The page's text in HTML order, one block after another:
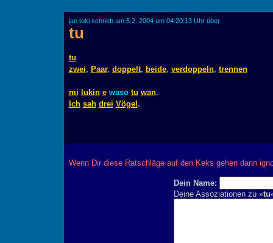
jan toki schrieb am 5.2. 2004 um 04:20:13 Uhr über
tu
tu
zwei, Paar, doppelt, beide, verdoppeln, trennen
mi lukin ewaso tu wan.
Ich sah drei Vögel .
Wenn Dir diese Ratschläge auf den Keks gehen dann
Dein Name:
Deine Assoziationen zu »tu